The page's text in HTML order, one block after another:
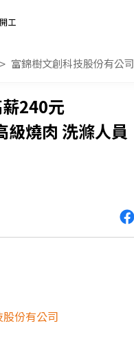
工
富錦樹文創科技股份有公司
240元
燒肉 洗滌人員
份有公司